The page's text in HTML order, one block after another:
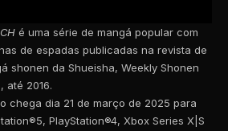
é uma série de mangá popular com
de espadas publicadas na revista de
shonen da Shueisha, Weekly Shonen
até 2016.
chega dia 21 de março de 2025 para
PlayStation®4, Xbox Series X|S